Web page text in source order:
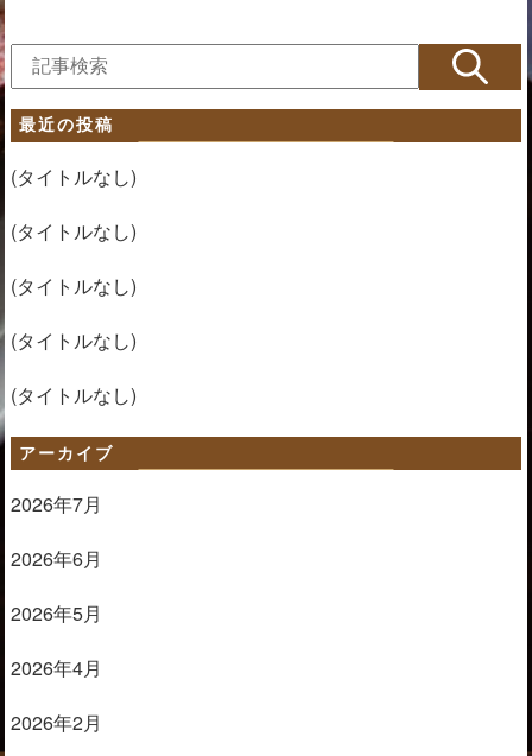
最近の投稿
(タイトルなし)
(タイトルなし)
(タイトルなし)
(タイトルなし)
(タイトルなし)
アーカイブ
2026年7月
2026年6月
2026年5月
2026年4月
2026年2月